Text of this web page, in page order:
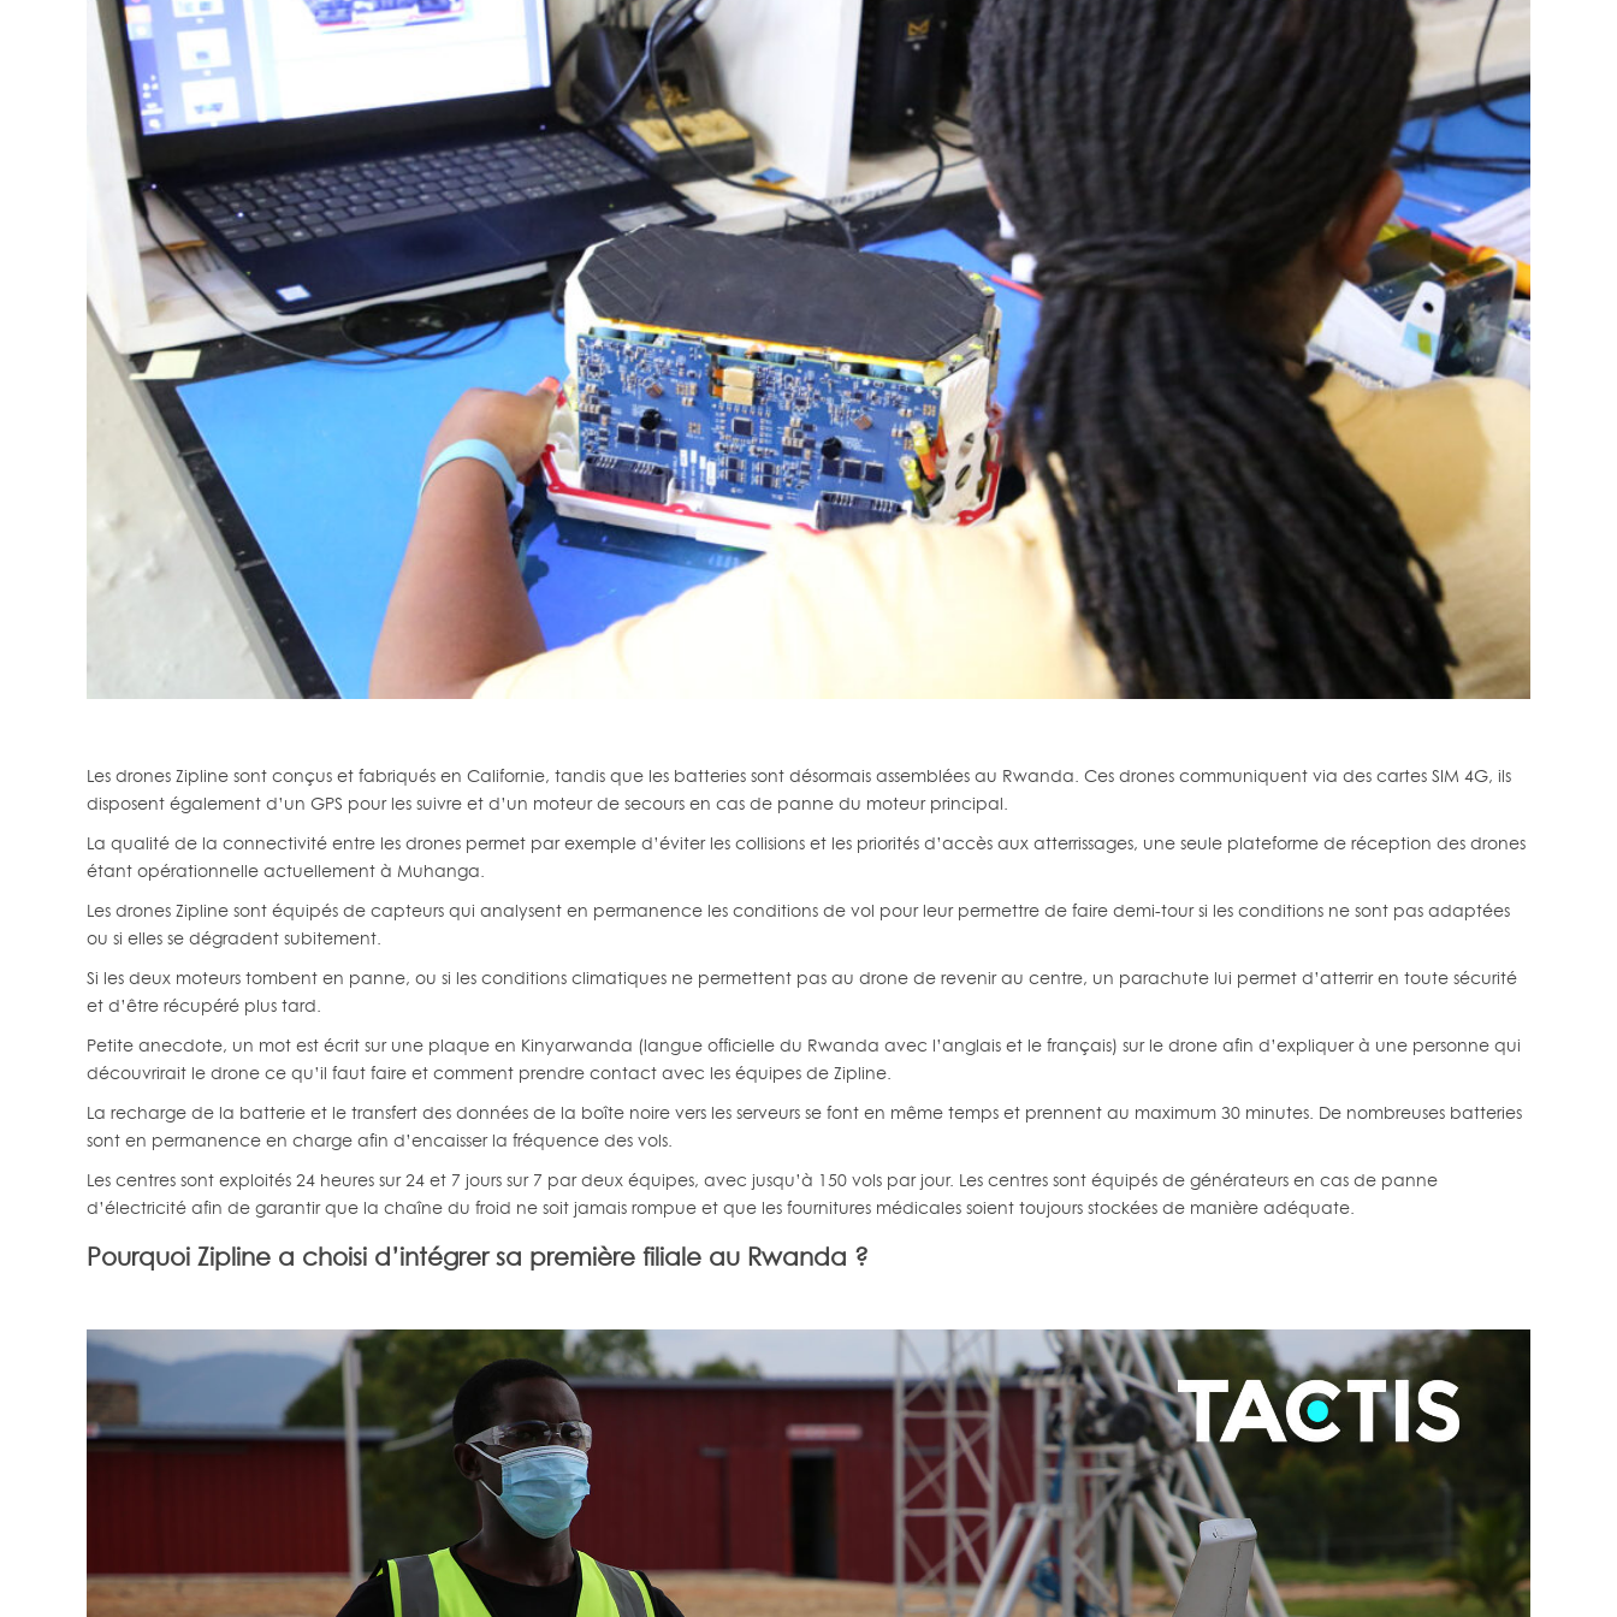
Les drones Zipline sont conçus et fabriqués en Californie, tandis que les batteries sont désormais assemblées au Rwanda. Ces drones communiquent via des cartes SIM 4G, ils
disposent également d’un GPS pour les suivre et d’un moteur de secours en cas de panne du moteur principal.
La qualité de la connectivité entre les drones permet par exemple d’éviter les collisions et les priorités d’accès aux atterrissages, une seule plateforme de réception des drones
étant opérationnelle actuellement à Muhanga.
Les drones Zipline sont équipés de capteurs qui analysent en permanence les conditions de vol pour leur permettre de faire demi-tour si les conditions ne sont pas adaptées
ou si elles se dégradent subitement.
Si les deux moteurs tombent en panne, ou si les conditions climatiques ne permettent pas au drone de revenir au centre, un parachute lui permet d’atterrir en toute sécurité
et d’être récupéré plus tard.
Petite anecdote, un mot est écrit sur une plaque en Kinyarwanda (langue officielle du Rwanda avec l’anglais et le français) sur le drone afin d’expliquer à une personne qui
découvrirait le drone ce qu’il faut faire et comment prendre contact avec les équipes de Zipline.
La recharge de la batterie et le transfert des données de la boîte noire vers les serveurs se font en même temps et prennent au maximum 30 minutes. De nombreuses batteries
sont en permanence en charge afin d’encaisser la fréquence des vols.
Les centres sont exploités 24 heures sur 24 et 7 jours sur 7 par deux équipes, avec jusqu’à 150 vols par jour. Les centres sont équipés de générateurs en cas de panne
d’électricité afin de garantir que la chaîne du froid ne soit jamais rompue et que les fournitures médicales soient toujours stockées de manière adéquate.
Pourquoi Zipline a choisi d’intégrer sa première filiale au Rwanda ?